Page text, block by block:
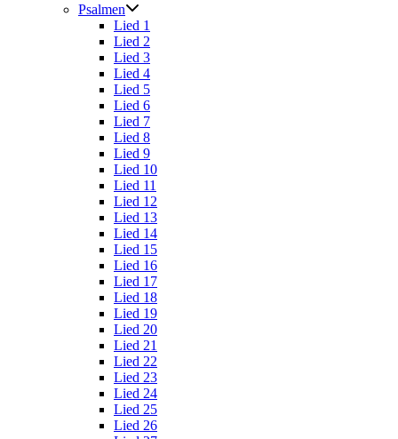
Psalmen
Lied 1
Lied 2
Lied 3
Lied 4
Lied 5
Lied 6
Lied 7
Lied 8
Lied 9
Lied 10
Lied 11
Lied 12
Lied 13
Lied 14
Lied 15
Lied 16
Lied 17
Lied 18
Lied 19
Lied 20
Lied 21
Lied 22
Lied 23
Lied 24
Lied 25
Lied 26